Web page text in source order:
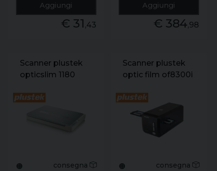
Aggiungi
€ 31 ,43
Aggiungi
€ 384,98
Scanner plustek
opticslim 1180
🟠 consegna
Scanner plustek
optic film of8300i
🟠 consegna